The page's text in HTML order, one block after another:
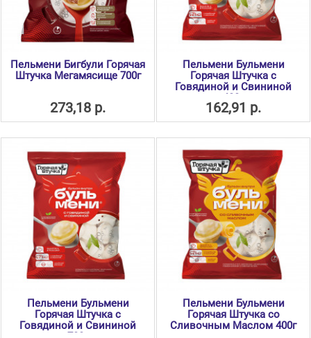
Пельмени Бигбули Горячая
Штучка Мегамясище 700г
273,18 р.
Пельмени Бульмени
Горячая Штучка с
Говядиной и Свининой
400г
162,91 р.
Пельмени Бульмени
Горячая Штучка с
Говядиной и Свининой
Пельмени Бульмени
Горячая Штучка со
Сливочным Маслом 400г